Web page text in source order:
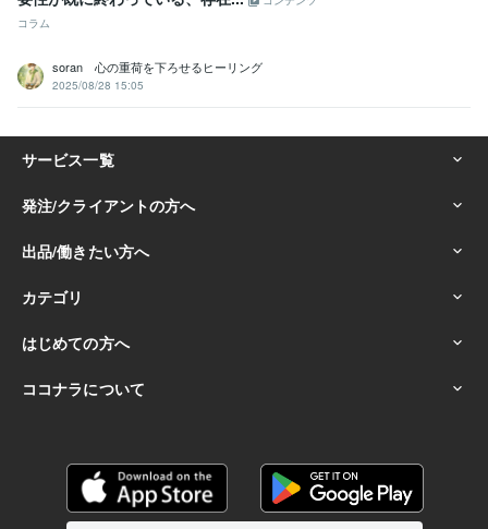
コラム
soran 心の重荷を下ろせるヒーリング
2025/08/28 15:05